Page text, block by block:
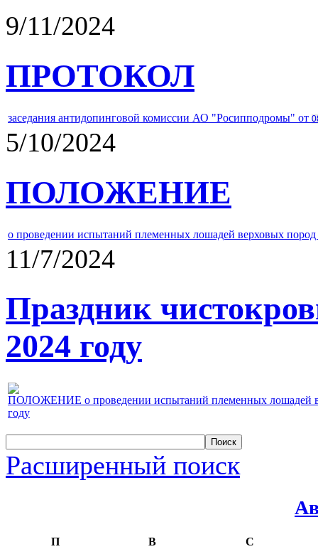
9/11/2024
ПРОТОКОЛ
заседания антидопинговой комиссии АО "Росипподромы" от
5/10/2024
ПОЛОЖЕНИЕ
о проведении испытаний племенных лошадей верховых
11/7/2024
Праздник
2024 году
ПОЛОЖЕНИЕ о проведении испытаний племенных лошадей
году
Расширенный поиск
П В С